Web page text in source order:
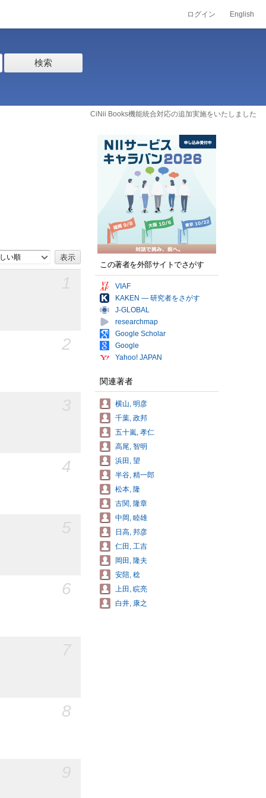
ログイン English
検索
CiNii Books機能統合対応の追加実施をいたしました
い順
2
4
6
8
この著者を外部サイトでさがす
VIAF
KAKEN — 研究者をさがす
J-GLOBAL
researchmap
Google Scholar
Google
Yahoo! JAPAN
関連著者
横山, 明彦
千葉, 政邦
五十嵐, 孝仁
高尾, 智明
浜田, 望
半谷, 精一郎
松本, 隆
古関, 隆章
中岡, 睦雄
日高, 邦彦
仁田, 工吉
岡田, 隆夫
安陪, 稔
上田, 睆亮
白井, 康之